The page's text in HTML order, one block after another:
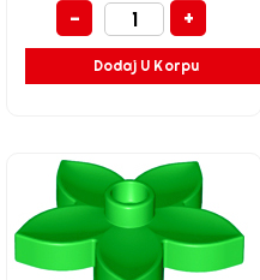
-
+
Dodaj U Korpu